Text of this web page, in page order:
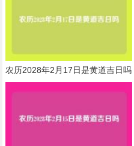
农历2028年2月17日是黄道吉日吗